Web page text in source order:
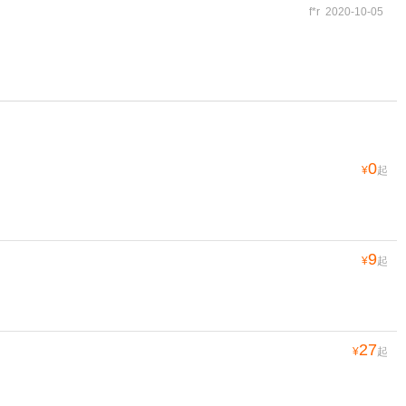
f*r 2020-10-05
¥0起
¥9起
¥27起